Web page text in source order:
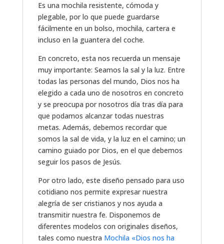
Es una mochila resistente, cómoda y
plegable, por lo que puede guardarse
fácilmente en un bolso, mochila, cartera e
incluso en la guantera del coche.
En concreto, esta nos recuerda un mensaje
muy importante: Seamos la sal y la luz. Entre
todas las personas del mundo, Dios nos ha
elegido a cada uno de nosotros en concreto
y se preocupa por nosotros día tras día para
que podamos alcanzar todas nuestras
metas. Además, debemos recordar que
somos la sal de vida, y la luz en el camino; un
camino guiado por Dios, en el que debemos
seguir los pasos de Jesús.
Por otro lado, este diseño pensado para uso
cotidiano nos permite expresar nuestra
alegría de ser cristianos y nos ayuda a
transmitir nuestra fe. Disponemos de
diferentes modelos con originales diseños,
tales como nuestra Mochila «Dios nos ha